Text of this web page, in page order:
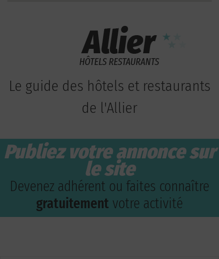
Le guide des hôtels et restaurants
de l'Allier
Publiez votre annonce sur
le site
Devenez adhérent ou faites connaître
gratuitement votre activité